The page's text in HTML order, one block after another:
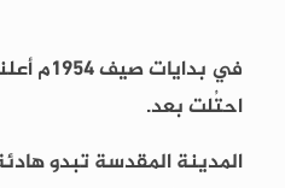
في
احتُلت بعد.
المدينة المقدسة تبدو